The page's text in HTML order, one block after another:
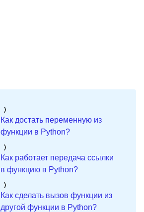
Как достать переменную из
функции в Python?
Как работает передача ссылки
в функцию в Python?
Как сделать вызов функции из
другой функции в Python?